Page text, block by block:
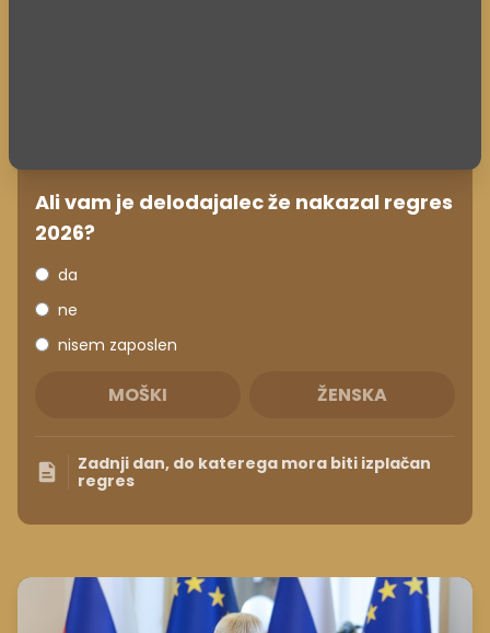
Ali vam je delodajalec že nakazal regres
2026?
da
ne
nisem zaposlen
MOŠKI ŽENSKA
Zadnji dan, do katerega mora biti izplačan
regres